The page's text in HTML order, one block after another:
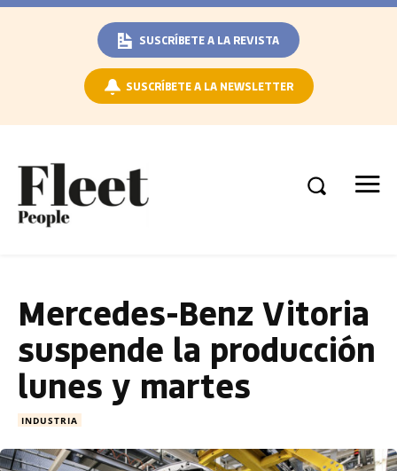
SUSCRÍBETE A LA REVISTA
SUSCRÍBETE A LA NEWSLETTER
Mercedes-Benz Vitoria
suspende la producción
lunes y martes
INDUSTRIA